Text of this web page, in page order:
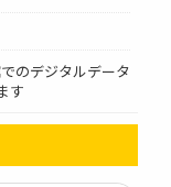
のデジタルデータ
す